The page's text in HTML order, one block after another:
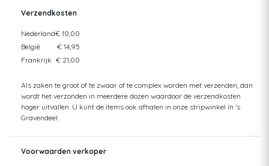
Verzendkosten
Nederland€ 10,00
België
€ 14,95
Frankrijk € 21,00
Als zaken te groot of te zwaar of te complex worden met verzenden, dan
wordt het verzonden in meerdere dozen waardoor de verzendkosten
hoger uitvallen. U kunt de items ook afhalen in onze stripwinkel in 's
Gravendeel.
Voorwaarden verkoper